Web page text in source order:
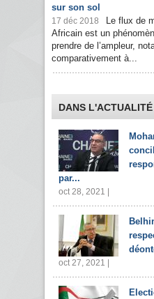
sur son sol
17 déc 2018
Le flux de
Africain est un
prendre de l’ampleur,
comparativement à...
DANS L'ACTUALITÉ
par...
oct 28, 2021 |
oct 27, 2021 |